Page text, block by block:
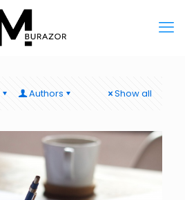
Authors Show all